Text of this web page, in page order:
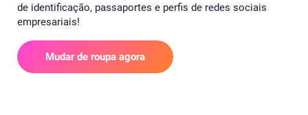
de identificação, passaportes e perfis de redes sociais
empresariais!
Mudar de roupa agora